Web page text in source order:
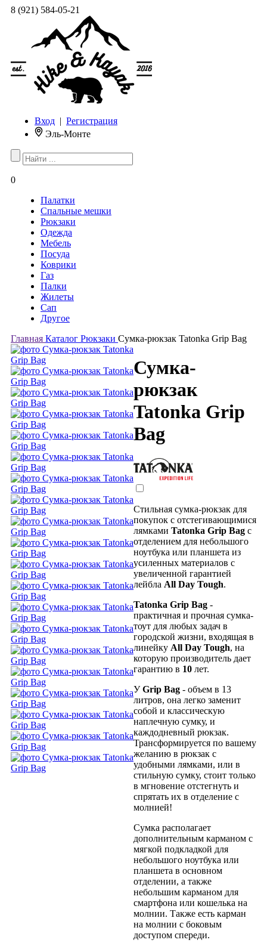
8 (921) 584-05-21
Вход | Регистрация
Эль-Монте
0
Палатки
Спальные мешки
Рюкзаки
Одежда
Мебель
Посуда
Коврики
Газ
Палки
Жилеты
Сап
Другое
Главная Каталог Рюкзаки Сумка-рюкзак Tatonka Grip Bag
Сумка-
рюкзак
Tatonka Grip
Bag
Стильная сумка-рюкзак для
покупок с отстегивающимися
лямками Tatonka Grip Bag с
отделением для небольшого
ноутбука или планшета из
усиленных материалов с
увеличенной гарантией
лейбла All Day Tough.
Tatonka Grip Bag -
практичная и прочная сумка-
тоут для любых задач в
городской жизни, входящая в
линейку All Day Tough, на
которую производитель дает
гарантию в 10 лет.
УGrip Bag - объем в 13
литров, она легко заменит
собой и классическую
наплечную сумку, и
каждодневный рюкзак.
Трансформируется по вашему
желанию в рюкзак с
удобными лямками, или в
стильную сумку, стоит только
в мгновение отстегнуть и
спрятать их в отделение с
молнией!
Сумка располагает
дополнительным карманом с
мягкой подкладкой для
небольшого ноутбука или
планшета в основном
отделении, а также
небольшим карманом для
смартфона или кошелька на
молнии. Также есть карман
на молнии с боковым
доступом спереди.